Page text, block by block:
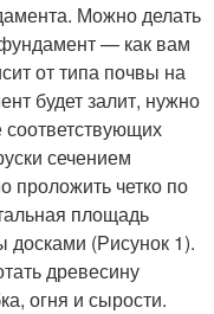
Можно делать
— как вам
от типа почвы на
будет залит, нужно
соответствующих
сечением
проложить четко по
площадь
досками (Рисунок 1).
древесину
огня и сырости.